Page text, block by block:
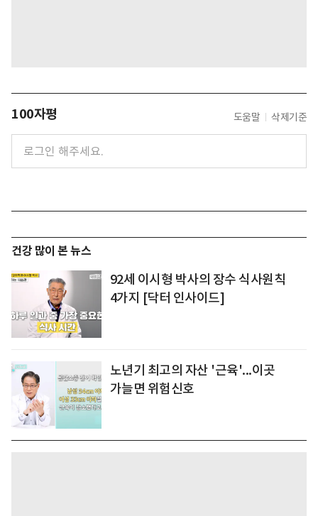
100자평 도움말 삭제기준
건강 많이 본 뉴스
92세 이시형 박사의 장수 식사원칙
4가지 [닥터 인사이드]
노년기 최고의 자산 '근육'...이곳
가늘면 위험신호